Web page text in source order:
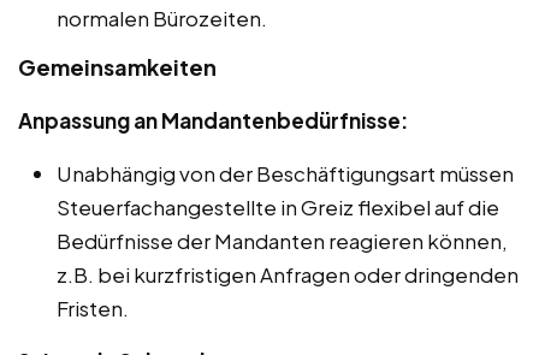
normalen Bürozeiten.
Gemeinsamkeiten
Anpassung an Mandantenbedürfnisse:
Unabhängig von der Beschäftigungsart müssen
Steuerfachangestellte in Greiz flexibel auf die
Bedürfnisse der Mandanten reagieren können,
z.B. bei kurzfristigen Anfragen oder dringenden
Fristen.